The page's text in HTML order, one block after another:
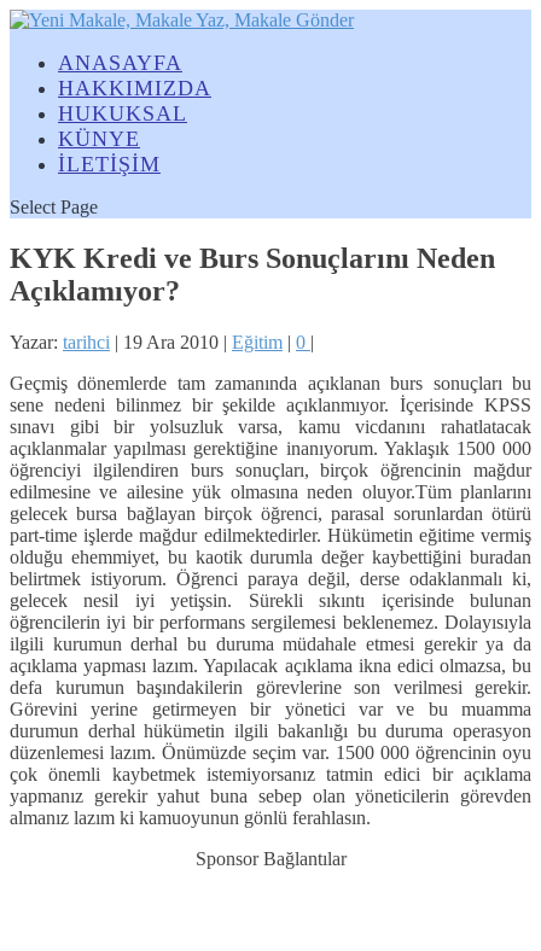
ANASAYFA
HAKKIMIZDA
HUKUKSAL
KÜNYE
İLETİŞİM
Select Page
KYK Kredi ve Burs Sonuçlarını Neden
Açıklamıyor?
Yazar: tarihci | 19 Ara 2010 | Eğitim | 0 |
Geçmiş dönemlerde tam zamanında açıklanan burs sonuçları bu
sene nedeni bilinmez bir şekilde açıklanmıyor. İçerisinde KPSS
sınavı gibi bir yolsuzluk varsa, kamu vicdanını rahatlatacak
açıklanmalar yapılması gerektiğine inanıyorum. Yaklaşık 1500 000
öğrenciyi ilgilendiren burs sonuçları, birçok öğrencinin mağdur
edilmesine ve ailesine yük olmasına neden oluyor.Tüm planlarını
gelecek bursa bağlayan birçok öğrenci, parasal sorunlardan ötürü
part-time işlerde mağdur edilmektedirler. Hükümetin eğitime vermiş
olduğu ehemmiyet, bu kaotik durumla değer kaybettiğini buradan
belirtmek istiyorum. Öğrenci paraya değil, derse odaklanmalı ki,
gelecek nesil iyi yetişsin. Sürekli sıkıntı içerisinde bulunan
öğrencilerin iyi bir performans sergilemesi beklenemez. Dolayısıyla
ilgili kurumun derhal bu duruma müdahale etmesi gerekir ya da
açıklama yapması lazım. Yapılacak açıklama ikna edici olmazsa, bu
defa kurumun başındakilerin görevlerine son verilmesi gerekir.
Görevini yerine getirmeyen bir yönetici var ve bu muamma
durumun derhal hükümetin ilgili bakanlığı bu duruma operasyon
düzenlemesi lazım. Önümüzde seçim var. 1500 000 öğrencinin oyu
çok önemli kaybetmek istemiyorsanız tatmin edici bir açıklama
yapmanız gerekir yahut buna sebep olan yöneticilerin görevden
almanız lazım ki kamuoyunun gönlü ferahlasın.
Sponsor Bağlantılar